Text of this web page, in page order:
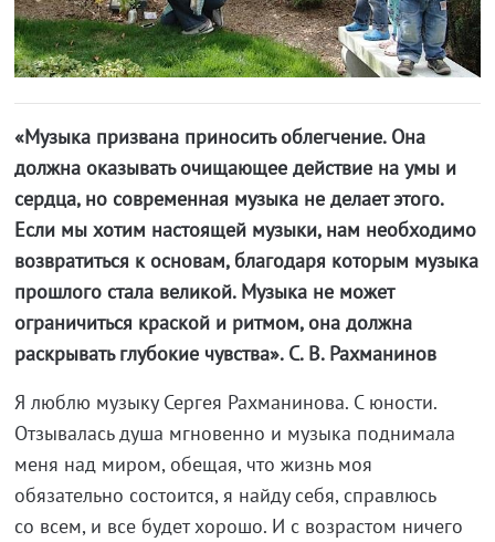
«Музыка призвана приносить облегчение. Она
должна оказывать очищающее действие на умы и
сердца, но современная музыка не делает этого.
Если мы хотим настоящей музыки, нам необходимо
возвратиться к основам, благодаря которым музыка
прошлого стала великой. Музыка не может
ограничиться краской и ритмом, она должна
раскрывать глубокие чувства». С. В. Рахманинов
Я люблю музыку Сергея Рахманинова. С юности.
Отзывалась душа мгновенно и музыка поднимала
меня над миром, обещая, что жизнь моя
обязательно состоится, я найду себя, справлюсь
со всем, и все будет хорошо. И с возрастом ничего